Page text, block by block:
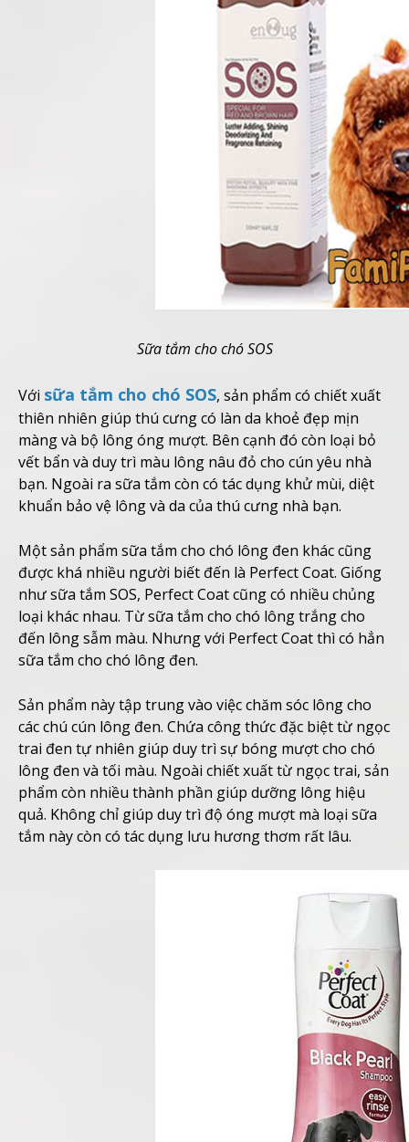
Sữa tắm cho chó SOS
Với sữa tắm cho chó SOS, sản phẩm có chiết xuất
thiên nhiên giúp thú cưng có làn da khoẻ đẹp mịn
màng và bộ lông óng mượt. Bên cạnh đó còn loại bỏ
vết bẩn và duy trì màu lông nâu đỏ cho cún yêu nhà
bạn. Ngoài ra sữa tắm còn có tác dụng khử mùi, diệt
khuẩn bảo vệ lông và da của thú cưng nhà bạn.
Một sản phẩm sữa tắm cho chó lông đen khác cũng
được khá nhiều người biết đến là Perfect Coat. Giống
như sữa tắm SOS, Perfect Coat cũng có nhiều chủng
loại khác nhau. Từ sữa tắm cho chó lông trắng cho
đến lông sẫm màu. Nhưng với Perfect Coat thì có hẳn
sữa tắm cho chó lông đen.
Sản phẩm này tập trung vào việc chăm sóc lông cho
các chú cún lông đen. Chứa công thức đặc biệt từ ngọc
trai đen tự nhiên giúp duy trì sự bóng mượt cho chó
lông đen và tối màu. Ngoài chiết xuất từ ngọc trai, sản
phẩm còn nhiều thành phần giúp dưỡng lông hiệu
quả. Không chỉ giúp duy trì độ óng mượt mà loại sữa
tắm này còn có tác dụng lưu hương thơm rất lâu.